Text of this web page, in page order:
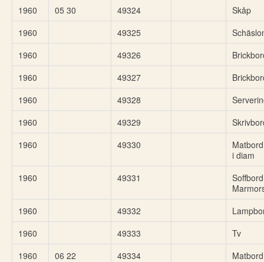
1960
05 30 49324
Skåp
1960
49325
1960
49326
1960
49327
1960
49328
1960
49329
1960
49330
i diam
1960
49331
1960
49332
1960
49333
Tv
1960
06 22 49334
Matbord